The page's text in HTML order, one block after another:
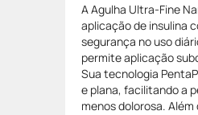
A Agulha Ultra-Fine
aplicação de insulina
segurança no uso
permite aplicação
Sua tecnologia
e plana, facilitando a
menos dolorosa.